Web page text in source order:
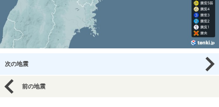
次の地震
前の地震